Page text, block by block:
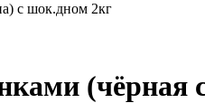
с шок.дном 2кг
(чёрная